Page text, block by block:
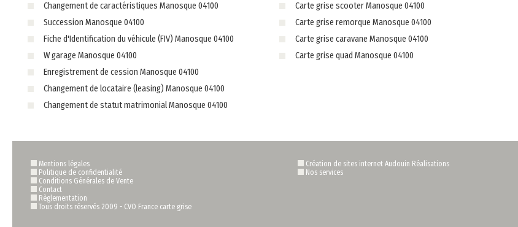
Changement de caractéristiques Manosque 04100
Succession Manosque 04100
Fiche d'Identification du véhicule (FIV) Manosque 04100
W garage Manosque 04100
Enregistrement de cession Manosque 04100
Changement de locataire (leasing) Manosque 04100
Changement de statut matrimonial Manosque 04100
Carte grise scooter Manosque 04100
Carte grise remorque Manosque 04100
Carte grise caravane Manosque 04100
Carte grise quad Manosque 04100
Mentions légales
Politique de confidentialité
Conditions Générales de Vente
Contact
Règlementation
Tous droits réservés 2009 - CVO France carte grise
Création de sites internet Audouin Réalisations
Nos services